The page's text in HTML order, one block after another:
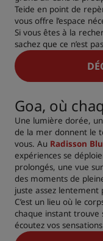
Teide en point de
vous offre l’espace
Si vous êtes à la
sachez que ce n’est
Goa, où
Une lumière dorée,
de la mer donnent le
vous. Au Radisson
expériences se
prolongés, une vue
des moments de
juste assez
C’est un lieu où le
chaque instant trouve
écoutez vos